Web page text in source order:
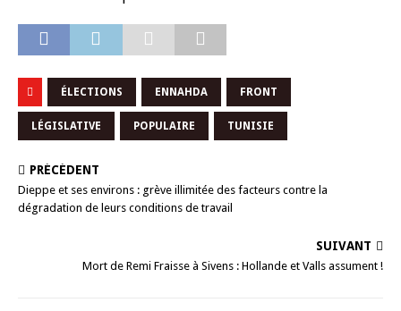
ÉLECTIONS ENNAHDA FRONT
LÉGISLATIVE POPULAIRE TUNISIE
PRÉCÉDENT
Dieppe et ses environs : grève illimitée des facteurs contre la
dégradation de leurs conditions de travail
SUIVANT
Mort de Remi Fraisse à Sivens : Hollande et Valls assument !